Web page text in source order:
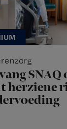
SNAQ
herziene